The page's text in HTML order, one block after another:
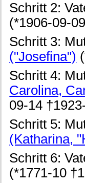
Schritt 2:
(*1906-09-
Schritt 3:
("Josefina")
Schritt 4:
Carolina,
09-14
Schritt 5:
(Katharina,
Schritt 6:
(*1771-10